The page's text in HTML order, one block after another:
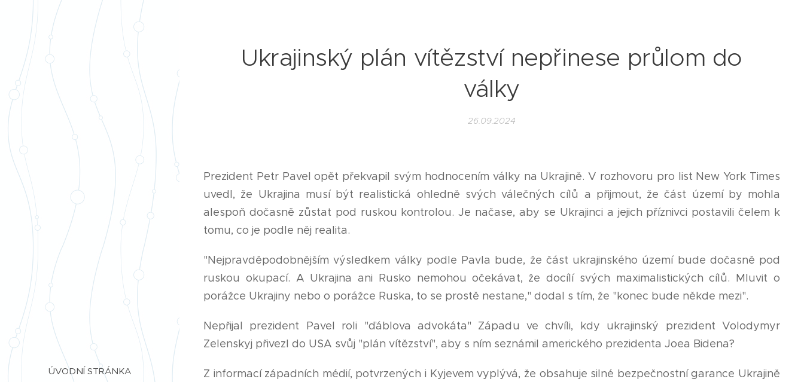
ÚVODNÍ STRÁNKA
Ukrajinský plán vítězství nepřinese průlom do
války
26.09.2024
Prezident Petr Pavel opět překvapil svým hodnocením války na Ukrajině. V rozhovoru pro list New York Times
uvedl, že Ukrajina musí být realistická ohledně svých válečných cílů a přijmout, že část území by mohla
alespoň dočasně zůstat pod ruskou kontrolou. Je načase, aby se Ukrajinci a jejich příznivci postavili čelem k
tomu, co je podle něj realita.
"Nejpravděpodobnějším výsledkem války podle Pavla bude, že část ukrajinského území bude dočasně pod
ruskou okupací. A Ukrajina ani Rusko nemohou očekávat, že docílí svých maximalistických cílů. Mluvit o
porážce Ukrajiny nebo o porážce Ruska, to se prostě nestane," dodal s tím, že "konec bude někde mezi".
Nepřijal prezident Pavel roli "ďáblova advokáta" Západu ve chvíli, kdy ukrajinský prezident Volodymyr
Zelenskyj přivezl do USA svůj "plán vítězství", aby s ním seznámil amerického prezidenta Joea Bidena?
Z informací západních médií, potvrzených i Kyjevem vyplývá, že obsahuje silné bezpečnostní garance Ukrajině